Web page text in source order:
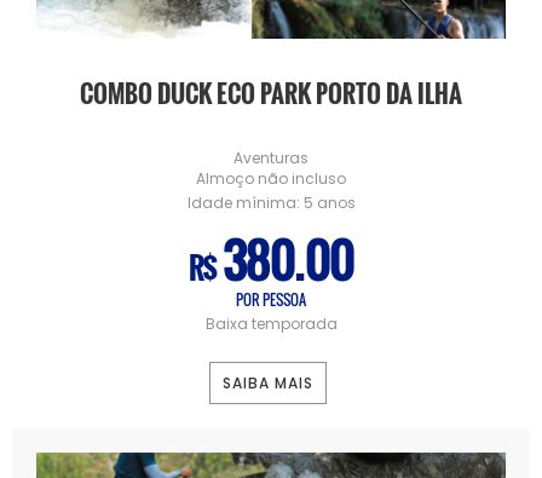
COMBO DUCK ECO PARK PORTO DA ILHA
Aventuras
Almoço não incluso
Idade mínima: 5 anos
R$380.00
POR PESSOA
Baixa temporada
SAIBA MAIS